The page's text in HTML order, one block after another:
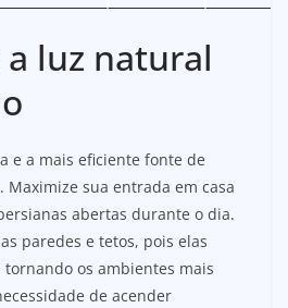
luz natural
e a mais eficiente fonte de
sua entrada em casa
abertas durante o dia.
paredes e tetos, pois elas
os ambientes mais
de acender